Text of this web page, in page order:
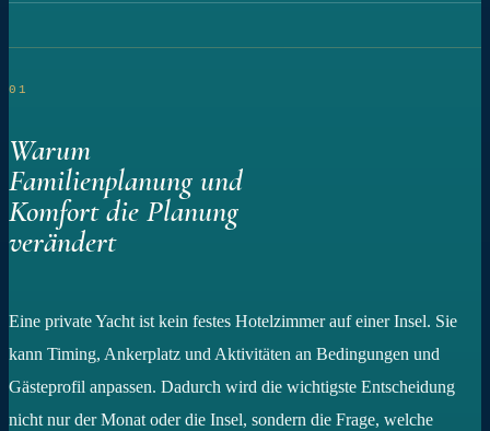
01
Warum
Familienplanung und
Komfort die Planung
verändert
Eine private Yacht ist kein festes Hotelzimmer auf einer Insel. Sie
kann Timing, Ankerplatz und Aktivitäten an Bedingungen und
Gästeprofil anpassen. Dadurch wird die wichtigste Entscheidung
nicht nur der Monat oder die Insel, sondern die Frage, welche